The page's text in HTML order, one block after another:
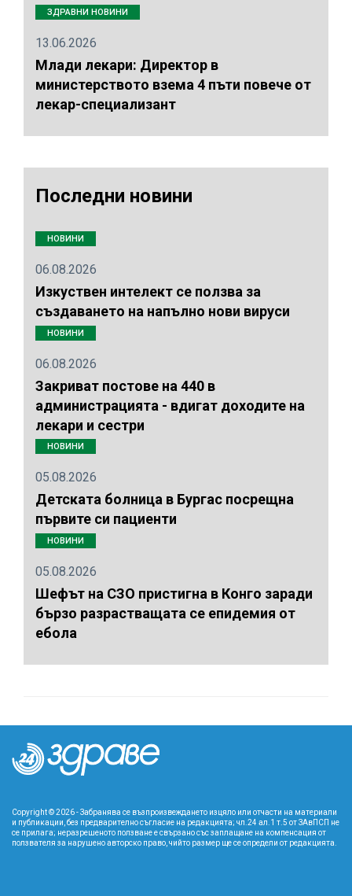
ЗДРАВНИ НОВИНИ
13.06.2026
Млади лекари: Директор в
министерството взема 4 пъти повече от
лекар-специализант
Последни новини
НОВИНИ
06.08.2026
Изкуствен интелект се ползва за
създаването на напълно нови вируси
НОВИНИ
06.08.2026
Закриват постове на 440 в
администрацията - вдигат доходите на
лекари и сестри
НОВИНИ
05.08.2026
Детската болница в Бургас посрещна
първите си пациенти
НОВИНИ
05.08.2026
Шефът на СЗО пристигна в Конго заради
бързо разрастващата се епидемия от
ебола
Copyright © 2026 - Забранява се възпроизвеждането изцяло или отчасти на материали
и публикации, без предварително съгласие на редакцията; чл.24 ал.1 т.5 от ЗАвПСП не
се прилага; неразрешеното ползване е свързано със заплащане на компенсация от
ползвателя за нарушено авторско право, чийто размер ще се определи от редакцията.